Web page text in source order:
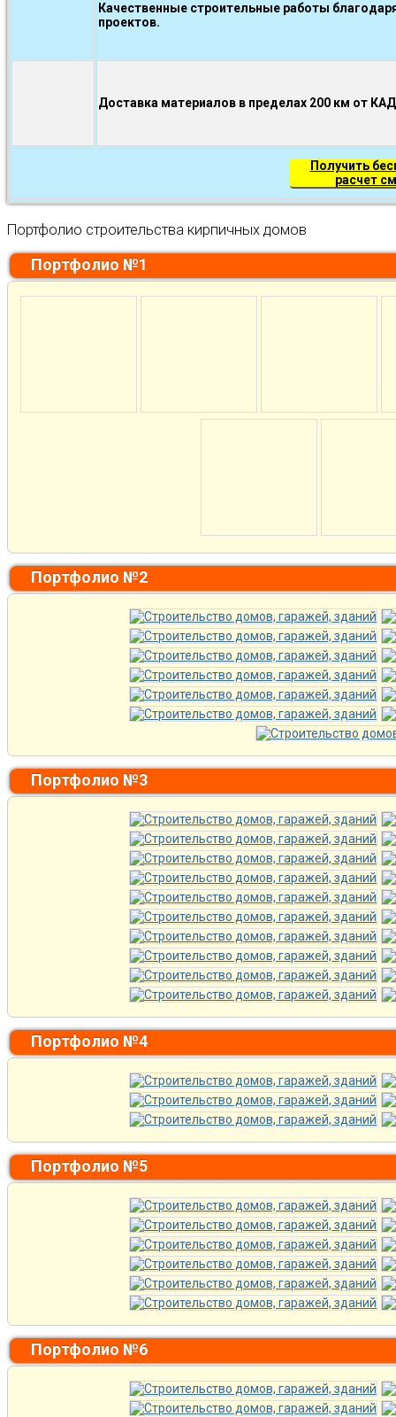
Качественные строительные работы
проектов.
Доставка материалов в пределах 200 км от
Получить
расчет
Портфолио строительства кирпичных домов
Портфолио №1
Портфолио №2
Портфолио №3
Портфолио №4
Портфолио №5
Портфолио №6